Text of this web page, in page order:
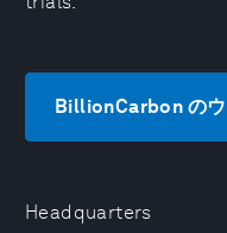
Headquarters
BillionCarbon の